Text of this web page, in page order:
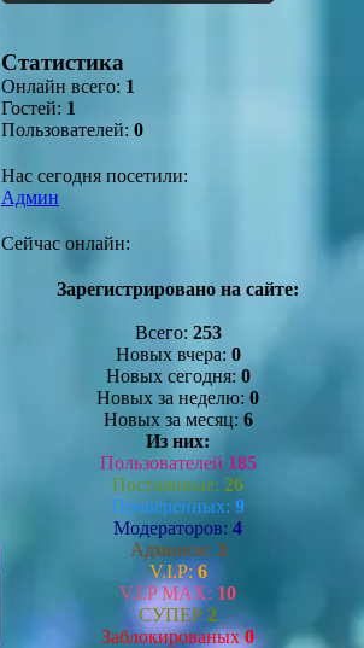
Статистика
Онлайн всего: 1
Гостей: 1
Пользователей: 0
Нас сегодня посетили:
Админ
Сейчас онлайн:
Зарегистрировано на сайте:
Всего: 253
Новых вчера: 0
Новых сегодня: 0
Новых за неделю: 0
Новых за месяц: 6
Из них:
Пользователей 185
Постоянные: 26
Проверенных: 9
Модераторов: 4
Админов: 3
V.I.P: 6
V.I.P MAX: 10
СУПЕР 2
Заблокированых0